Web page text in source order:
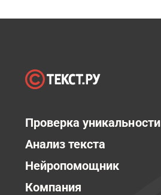
Проверка уникальности
Анализ текста
Нейропомощник
Компания